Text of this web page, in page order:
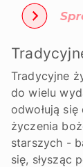
Tradycyjne
do wielu
odwołują
życzenia
starszych -
się, słysząc